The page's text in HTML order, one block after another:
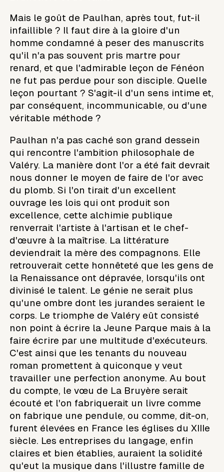
Mais le goût de Paulhan, après tout, fut-il
infaillible ? Il faut dire à la gloire d'un
homme condamné à peser des manuscrits
qu'il n'a pas souvent pris martre pour
renard, et que l'admirable leçon de Fénéon
ne fut pas perdue pour son disciple. Quelle
leçon pourtant ? S'agit-il d'un sens intime et,
par conséquent, incommunicable, ou d'une
véritable méthode ?
Paulhan n'a pas caché son grand dessein
qui rencontre l'ambition philosophale de
Valéry. La manière dont l'or a été fait devrait
nous donner le moyen de faire de l'or avec
du plomb. Si l'on tirait d'un excellent
ouvrage les lois qui ont produit son
excellence, cette alchimie publique
renverrait l'artiste à l'artisan et le chef-
d'œuvre à la maîtrise. La littérature
deviendrait la mère des compagnons. Elle
retrouverait cette honnêteté que les gens de
la Renaissance ont dépravée, lorsqu'ils ont
divinisé le talent. Le génie ne serait plus
qu'une ombre dont les jurandes seraient le
corps. Le triomphe de Valéry eût consisté
non point à écrire la Jeune Parque mais à la
faire écrire par une multitude d'exécuteurs.
C'est ainsi que les tenants du nouveau
roman promettent à quiconque y veut
travailler une perfection anonyme. Au bout
du compte, le vœu de La Bruyère serait
écouté et l'on fabriquerait un livre comme
on fabrique une pendule, ou comme, dit-on,
furent élevées en France les églises du XIIIe
siècle. Les entreprises du langage, enfin
claires et bien établies, auraient la solidité
qu'eut la musique dans l'illustre famille de